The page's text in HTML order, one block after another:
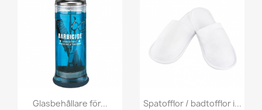
Glasbehållare för... Spatofflor / badtofflor i...